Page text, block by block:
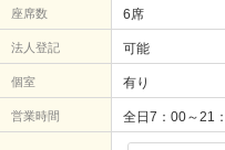
座席数 6席
法人登記 可能
個室 有り
営業時間 全日7：00～21